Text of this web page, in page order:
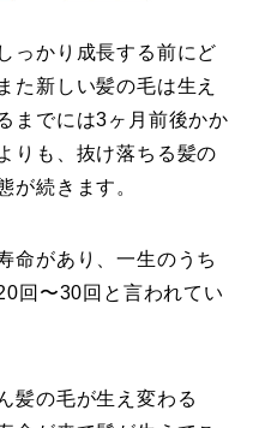
っかり成長する前にど
た新しい髪の毛は生え
までには3ヶ月前後かか
りも、抜け落ちる髪の
が続きます。
命があり、一生のうち
回〜30回と言われてい
髪の毛が生え変わる